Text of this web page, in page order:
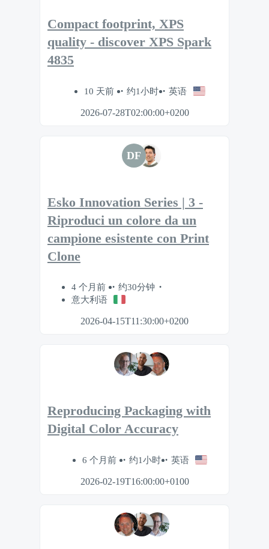
Compact footprint, XPS
quality - discover XPS Spark
4835
10 天前 约1小时 英语
2026-07-28T02:00:00+0200
DF
Esko Innovation Series | 3 -
Riproduci un colore da un
campione esistente con Print
Clone
4 个月前
约30分钟
意大利语
2026-04-15T11:30:00+0200
Reproducing Packaging with
Digital Color Accuracy
6 个月前 约1小时 英语
2026-02-19T16:00:00+0100